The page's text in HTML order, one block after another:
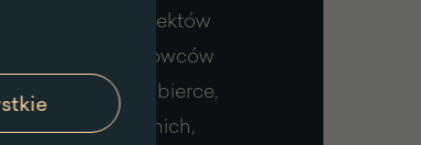
konserwacje obiektów
i z różnych surowców
makaty, kapy, kobierce,
i akcesoria do nich,